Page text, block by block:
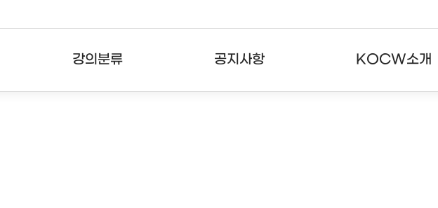
강의분류 공지사항 KOCW소개